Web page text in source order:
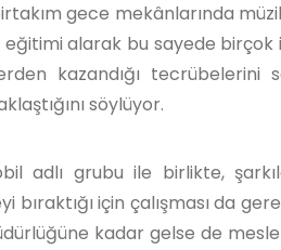
gece mekânlarında
eğitimi alarak bu sayede
kazandığı
söylüyor.
adlı grubu ile birlikte,
bıraktığı için çalışması da
kadar gelse de